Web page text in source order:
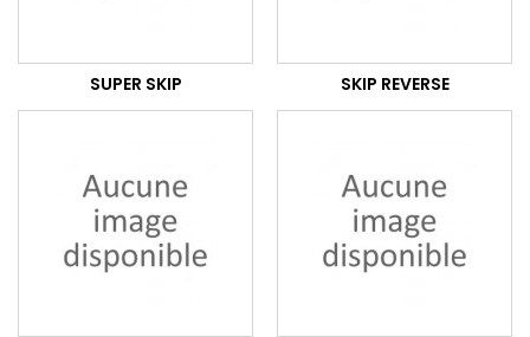
SUPER SKIP SKIP REVERSE